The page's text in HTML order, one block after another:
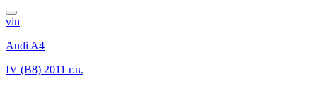
vin
Audi A4
IV (B8) 2011 г.в.